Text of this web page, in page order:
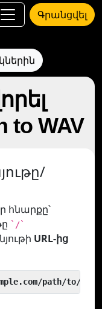
Գրանցվել
to WAV
հնարքը՝
`/`
URL-ից
path/to/